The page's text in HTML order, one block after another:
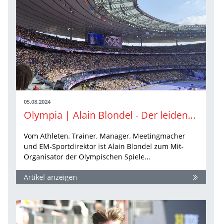
05.08.2024
Olympia | Alain Blondel - Der leidenschaftliche Olympiamacher und perfekte Regisseur
Vom Athleten, Trainer, Manager, Meetingmacher
und EM-Sportdirektor ist Alain Blondel zum Mit-
Organisator der Olympischen Spiele…
Artikel anzeigen